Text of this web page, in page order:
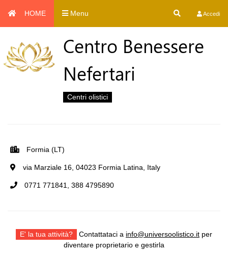
HOME Menu Accedi
Centro Benessere
Nefertari
Centri olistici
Formia (LT)
via Marziale 16, 04023 Formia Latina, Italy
0771 771841, 388 4795890
E' la tua attività? Contattataci a info@universoolistico.it per
diventare proprietario e gestirla